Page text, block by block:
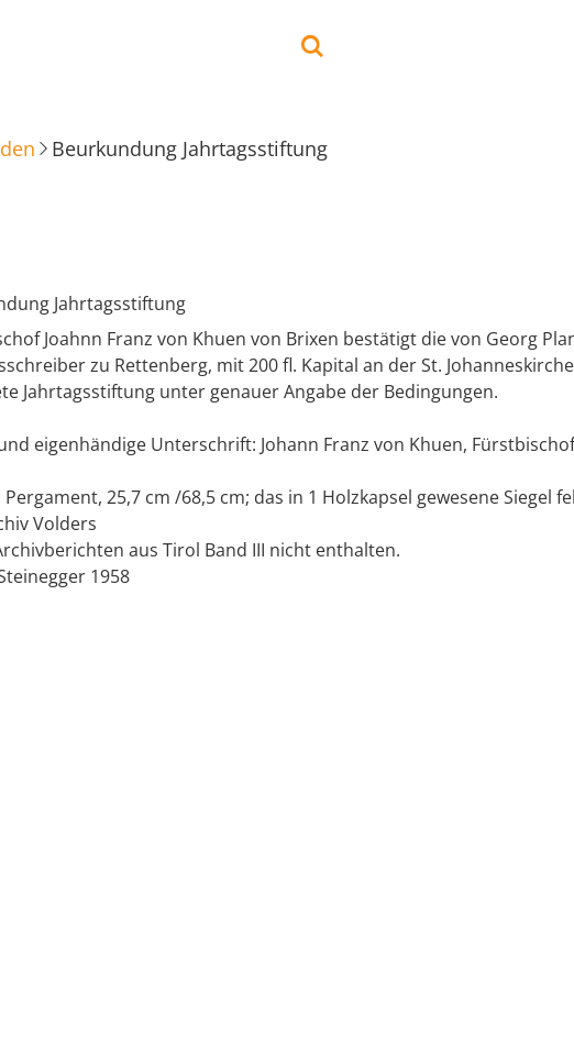
Beurkundung Jahrtagsstiftung
Jahrtagsstiftung
Joahnn Franz von Khuen von Brixen bestätigt die von Georg
zu Rettenberg, mit 200 fl. Kapital an der St.
Jahrtagsstiftung unter genauer Angabe der Bedingungen.
eigenhändige Unterschrift: Johann Franz von Khuen,
25,7 cm /68,5 cm; das in 1 Holzkapsel gewesene Siegel
Volders
aus Tirol Band III nicht enthalten.
1958